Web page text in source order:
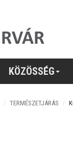
KÖZÖSSÉG
TERMÉSZETJÁRÁS